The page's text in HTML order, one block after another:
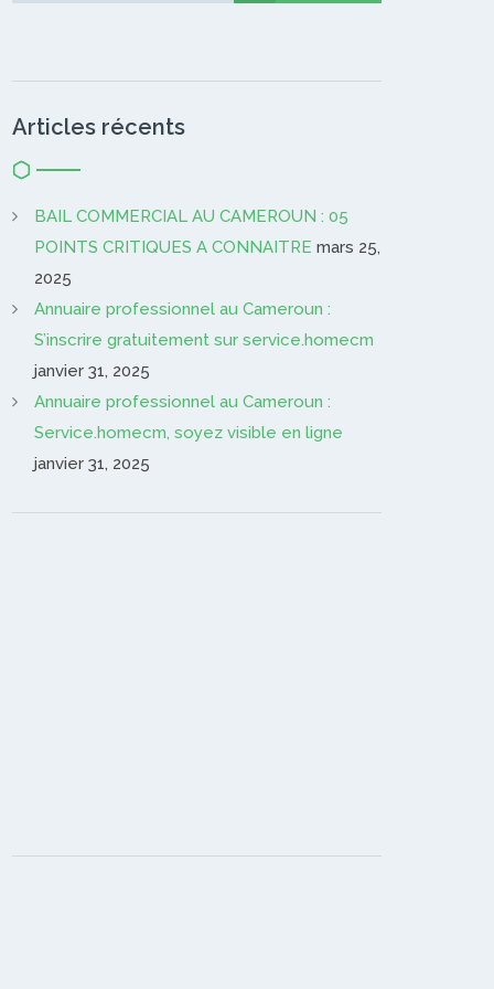
Articles récents
BAIL COMMERCIAL AU CAMEROUN : 05
POINTS CRITIQUES A CONNAITRE mars 25,
2025
Annuaire professionnel au Cameroun :
S’inscrire gratuitement sur service.homecm
janvier 31, 2025
Annuaire professionnel au Cameroun :
Service.homecm, soyez visible en ligne
janvier 31, 2025